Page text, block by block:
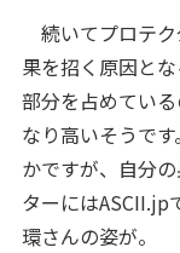
続いてプロテク
果を招く原因と
部分を占めてい
なり高いそうで
かですが、自分
ターにはASCII.jp
環さんの姿が。